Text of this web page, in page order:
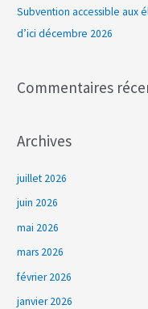
rSubvention accessible aux
d’ici décembre 2026
Commentaires
Archives
juillet 2026
juin 2026
mai 2026
mars 2026
février 2026
janvier 2026